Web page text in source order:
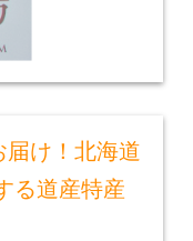
届け！北海道
る道産特産